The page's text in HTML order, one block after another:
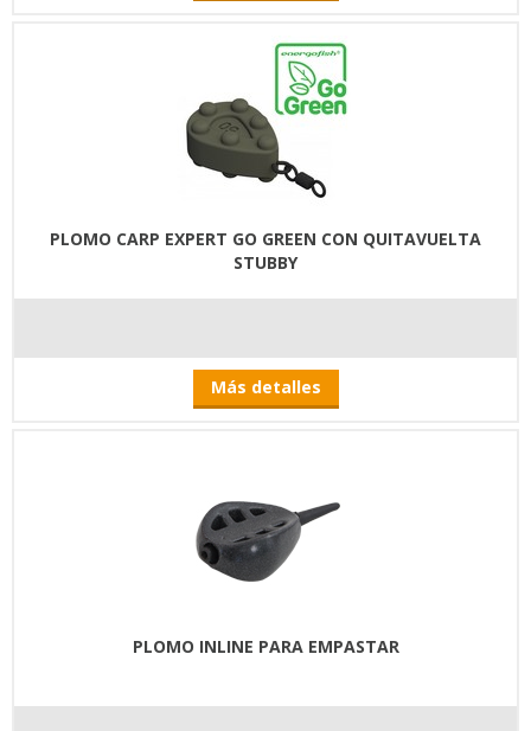
PLOMO CARP EXPERT GO GREEN CON QUITAVUELTA
STUBBY
Más detalles
PLOMO INLINE PARA EMPASTAR